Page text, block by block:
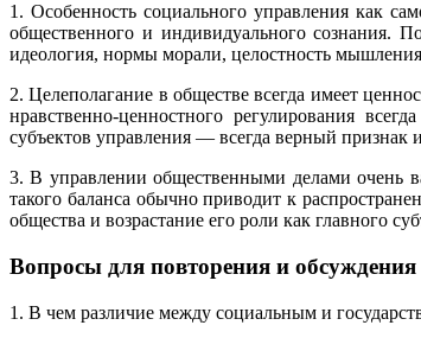
1. Особенность социального управления как
общественного и индивидуального сознания.
идеология, нормы морали, целостность мышления
2. Целеполагание в обществе всегда имеет
нравственно-ценностного регулирования
субъектов управления — всегда верный признак
3. В управлении общественными делами очень
такого баланса обычно приводит к
общества и возрастание его роли как главного
Вопросы для повторения и обсуждения
1. В чем различие между социальным и